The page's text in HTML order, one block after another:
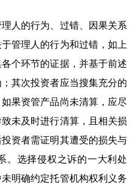
人的行为、过错、因果关系
管理人的行为和过错，如上
个环节的证据，并基于前述
其次投资者应当搜集充分的
果资管产品尚未清算，应尽
未及时进行清算，且相关损
资者需证明其遭受的损失与
。选择侵权之诉的一大利处
明确约定托管机构权利义务